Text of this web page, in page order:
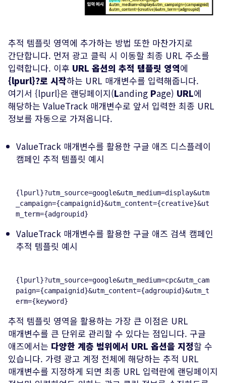
추적 템플릿 영역에 추가하는 방법 또한 마찬가지로
간단합니다. 먼저 광고 클릭 시 이동할 최종 URL 주소를
입력합니다. 이후 URL 옵션의 추적 템플릿 영역에
{lpurl}?로 시작하는 URL 매개변수를 입력해줍니다.
여기서 {lpurl}은 랜딩페이지(Landing Page) URL에
해당하는 ValueTrack 매개변수로 앞서 입력한 최종 URL
정보를 자동으로 가져옵니다.
ValueTrack 매개변수를 활용한 구글 애즈 디스플레이
캠페인 추적 템플릿 예시
{lpurl}?utm_source=google&utm_medium=display&utm
_campaign={campaignid}&utm_content={creative}&ut
ValueTrack 매개변수를 활용한 구글 애즈 검색 캠페인
추적 템플릿 예시
{lpurl}?utm_source=google&utm_medium=cpc&utm_cam
paign={campaignid}&utm_content={adgroupid}&utm_t
추적 템플릿 영역을 활용하는 가장 큰 이점은 URL
매개변수를 큰 단위로 관리할 수 있다는 점입니다. 구글
애즈에서는 다양한 계층 범위에서 URL 옵션을 지정할 수
있습니다. 가령 광고 계정 전체에 해당하는 추적 URL
매개변수를 지정하게 되면 최종 URL 입력란에 랜딩페이지